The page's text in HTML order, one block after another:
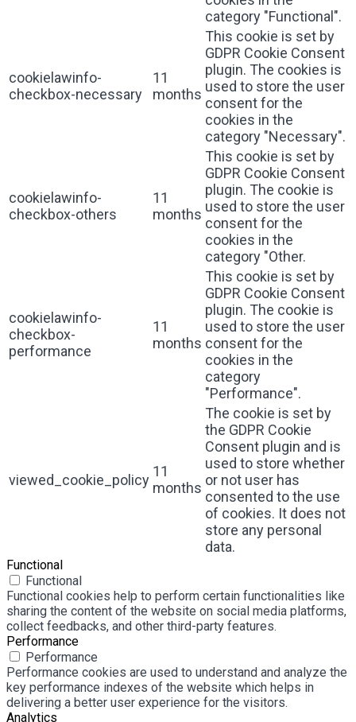
category "Functional".
cookielawinfo-
checkbox-necessary
11
months
This cookie is set by
GDPR Cookie Consent
plugin. The cookies is
used to store the user
consent for the
cookies in the
category "Necessary".
cookielawinfo-
checkbox-others
11
months
This cookie is set by
GDPR Cookie Consent
plugin. The cookie is
used to store the user
consent for the
cookies in the
category "Other.
cookielawinfo-
checkbox-
performance
11
months
This cookie is set by
GDPR Cookie Consent
plugin. The cookie is
used to store the user
consent for the
cookies in the
category
"Performance".
viewed_cookie_policy
11
months
The cookie is set by
the GDPR Cookie
Consent plugin and is
used to store whether
or not user has
consented to the use
of cookies. It does not
store any personal
data.
Functional
Functional
Functional cookies help to perform certain functionalities like
sharing the content of the website on social media platforms,
collect feedbacks, and other third-party features.
Performance
Performance
Performance cookies are used to understand and analyze the
key performance indexes of the website which helps in
delivering a better user experience for the visitors.
Analytics